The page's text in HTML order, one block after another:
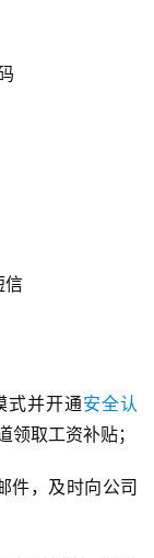
信
式并开通安全认
取工资补贴；
件，及时向公司